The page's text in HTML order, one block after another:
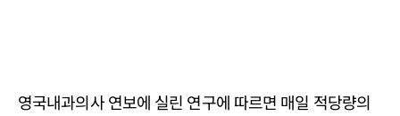
영국내과의사 연보에 실린 연구에 따르면 매일 적당량의